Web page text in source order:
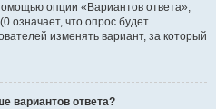
опции «Вариантов ответа»,
означает, что опрос будет
изменять вариант, за который
вариантов ответа?